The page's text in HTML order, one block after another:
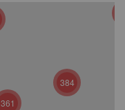
361
384